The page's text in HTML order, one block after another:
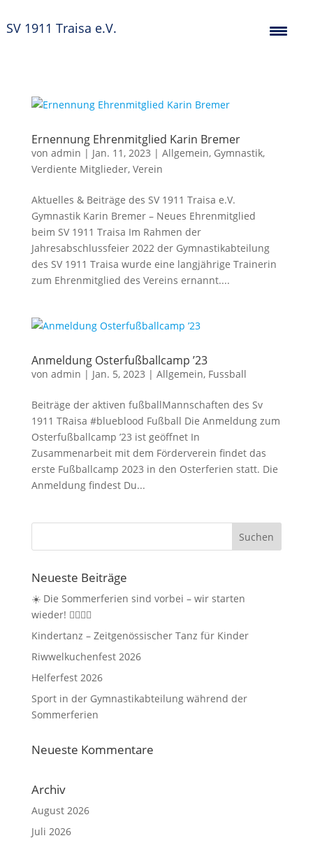
SV 1911 Traisa e.V.
Ernennung Ehrenmitglied Karin Bremer
von admin | Jan. 11, 2023 | Allgemein, Gymnastik,
Verdiente Mitglieder, Verein
Aktuelles & Beiträge des SV 1911 Traisa e.V.
Gymnastik Karin Bremer – Neues Ehrenmitglied
beim SV 1911 Traisa Im Rahmen der
Jahresabschlussfeier 2022 der Gymnastikabteilung
des SV 1911 Traisa wurde eine langjährige Trainerin
zum Ehrenmitglied des Vereins ernannt....
Anmeldung Osterfußballcamp ’23
von admin | Jan. 5, 2023 | Allgemein, Fussball
Beiträge der aktiven fußballMannschaften des Sv
1911 TRaisa #blueblood Fußball Die Anmeldung zum
Osterfußballcamp ’23 ist geöffnet In
Zusammenarbeit mit dem Förderverein findet das
erste Fußballcamp 2023 in den Osterferien statt. Die
Anmeldung findest Du...
Neueste Beiträge
☀️ Die Sommerferien sind vorbei – wir starten
wieder! 🤸‍♀️🏃‍♂️
Kindertanz – Zeitgenössischer Tanz für Kinder
Riwwelkuchenfest 2026
Helferfest 2026
Sport in der Gymnastikabteilung während der
Sommerferien
Neueste Kommentare
Archiv
August 2026
Juli 2026